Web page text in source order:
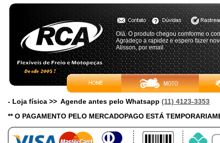
Olá. O produto chegou comforme o
Agradeço a rapidez e espero fazer
Alisson, por email
- Loja física >> Agende antes pelo Whatsapp (11) 4123-3353
** O PAGAMENTO PELO MERCADOPAGO ESTÁ